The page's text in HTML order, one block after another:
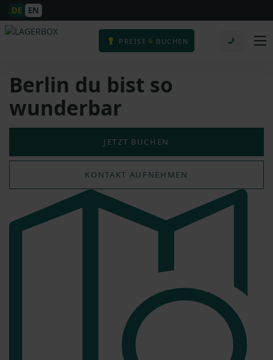
DE EN
PREISE & BUCHEN
Berlin du bist so
wunderbar
JETZT BUCHEN
KONTAKT AUFNEHMEN